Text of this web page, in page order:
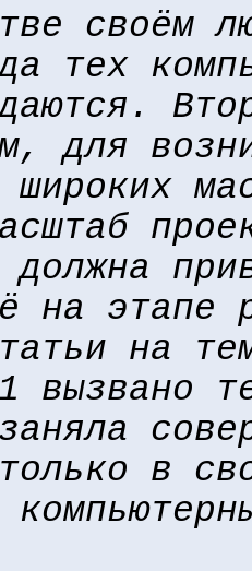
своём
тех
для
широких
на этапе
на
в